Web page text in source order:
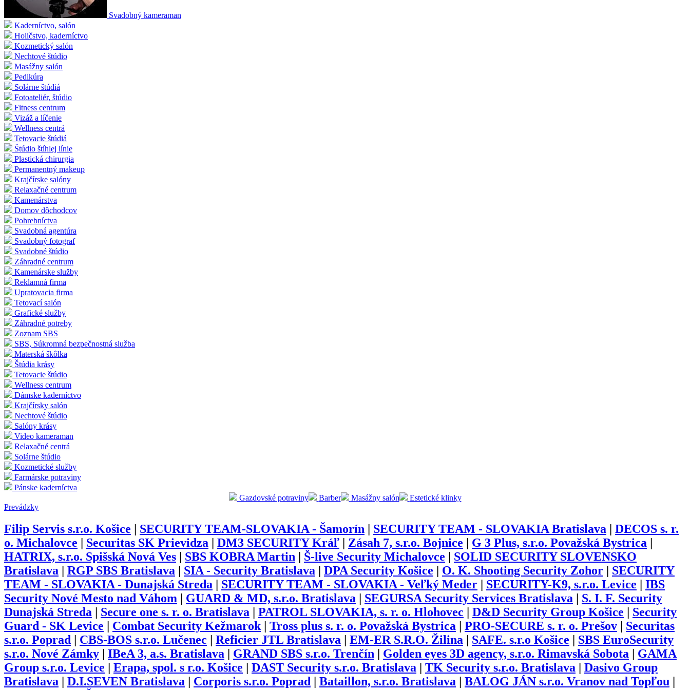
Svadobný kameraman
Kaderníctvo, salón
Holičstvo, kaderníctvo
Kozmetický salón
Nechtové štúdio
Masážny salón
Pedikúra
Solárne štúdiá
Fotoateliér, štúdio
Fitness centrum
Vizáž a líčenie
Wellness centrá
Tetovacie štúdiá
Štúdio štíhlej línie
Plastická chirurgia
Permanentný makeup
Krajčírske salóny
Relaxačné centrum
Kamenárstva
Domov dôchodcov
Pohrebníctva
Svadobná agentúra
Svadobný fotograf
Svadobné štúdio
Záhradné centrum
Kamenárske služby
Reklamná firma
Upratovacia firma
Tetovací salón
Grafické služby
Záhradné potreby
Zoznam SBS
SBS, Súkromná bezpečnostná služba
Materská škôlka
Štúdia krásy
Tetovacie štúdio
Wellness centrum
Dámske kaderníctvo
Krajčírsky salón
Nechtové štúdio
Salóny krásy
Video kameraman
Relaxačné centrá
Solárne štúdio
Kozmetické služby
Farmárske potraviny
Pánske kaderníctva
Gazdovské potraviny
Barber Masážny salón
Estetické klinky
Prevádzky
Filip Servis s.r.o. Košice SECURITY TEAM-SLOVAKIA - Šamorín SECURITY TEAM - SLOVAKIA Bratislava
DECOS s. r.
o. Michalovce
Securitas SK Prievidza DM3 SECURITY Kráľ Zásah 7, s.r.o. Bojnice G 3 Plus, s.r.o. Považská Bystrica
HATRIX, s.r.o. Spišská Nová Ves
SBS KOBRA Martin Š-live Security Michalovce
SOLID SECURITY SLOVENSKO
Bratislava
RGP SBS Bratislava SIA - Security Bratislava DPA Security Košice O. K. Shooting Security Zohor
SECURITY
TEAM - SLOVAKIA - Dunajská Streda
SECURITY TEAM - SLOVAKIA - Veľký Meder SECURITY-K9, s.r.o. Levice
IBS
Security Nové Mesto nad Váhom
GUARD & MD, s.r.o. Bratislava SEGURSA Security Services Bratislava
S. I. F. Security
Dunajská Streda
Secure one s. r. o. Bratislava PATROL SLOVAKIA, s. r. o. Hlohovec D&D Security Group Košice
Security
Guard - SK Levice
Combat Security Kežmarok Tross plus s. r. o. Považská Bystrica PRO-SECURE s. r. o. Prešov
Securitas
s.r.o. Poprad
CBS-BOS s.r.o. Lučenec Reficier JTL Bratislava EM-ER S.R.O. Žilina SAFE. s.r.o Košice
SBS EuroSecurity
s.r.o. Nové Zámky
IBeA 3, a.s. Bratislava GRAND SBS s.r.o. Trenčín Golden eyes 3D agency, s.r.o. Rimavská Sobota
GAMA
Group s.r.o. Levice
Erapa, spol. s r.o. Košice DAST Security s.r.o. Bratislava TK Security s.r.o. Bratislava
Dasivo Group
Bratislava
D.I.SEVEN Bratislava Corporis s.r.o. Poprad Bataillon, s.r.o. Bratislava BALOG JÁN s.r.o. Vranov nad Topľou